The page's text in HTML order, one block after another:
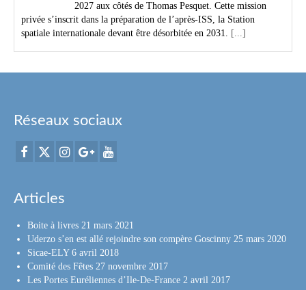
2027 aux côtés de Thomas Pesquet. Cette mission
privée s’inscrit dans la préparation de l’après-ISS, la Station
spatiale internationale devant être désorbitée en 2031. [...]
Réseaux sociaux
Articles
Boite à livres 21 mars 2021
Uderzo s’en est allé rejoindre son compère Goscinny 25 mars 2020
Sicae-ELY 6 avril 2018
Comité des Fêtes 27 novembre 2017
Les Portes Euréliennes d’Ile-De-France 2 avril 2017